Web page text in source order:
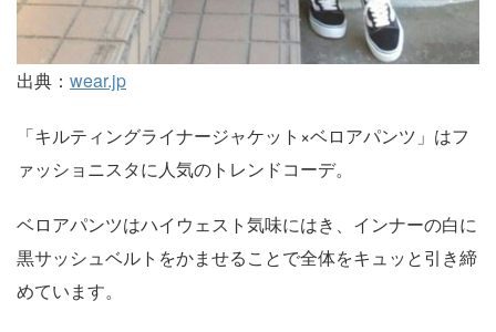
出典： wear.jp
「キルティングライナージャケット×ベロアパンツ」はフ
ァッショニスタに人気のトレンドコーデ。
ベロアパンツはハイウェスト気味にはき、インナーの白に
黒サッシュベルトをかませることで全体をキュッと引き締
めています。